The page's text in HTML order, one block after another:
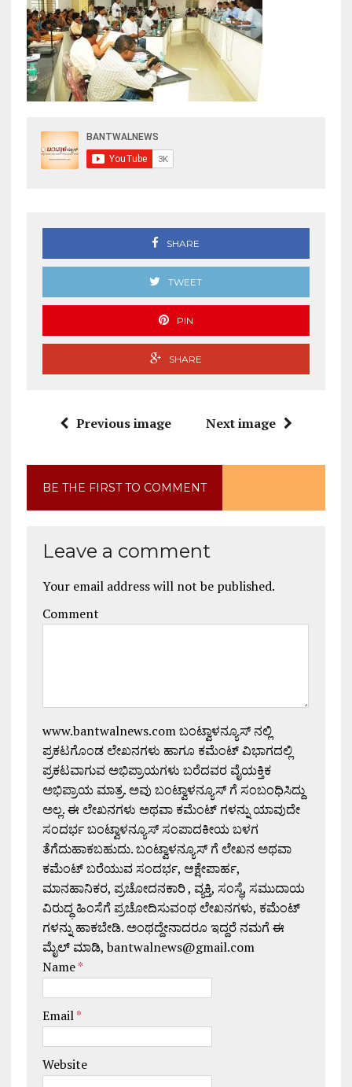
SHARE
TWEET
PIN
SHARE
Previous image Next image
BE THE FIRST TO COMMENT
Leave a comment
Your email address will not be published.
Comment
www.bantwalnews.com ಬಂಟ್ವಾಳನ್ಯೂಸ್ ನಲ್ಲಿ
ಪ್ರಕಟಗೊಂಡ ಲೇಖನಗಳು ಹಾಗೂ ಕಮೆಂಟ್ ವಿಭಾಗದಲ್ಲಿ
ಪ್ರಕಟವಾಗುವ ಅಭಿಪ್ರಾಯಗಳು ಬರೆದವರ ವೈಯಕ್ತಿಕ
ಅಭಿಪ್ರಾಯ ಮಾತ್ರ. ಅವು ಬಂಟ್ವಾಳನ್ಯೂಸ್ ಗೆ ಸಂಬಂಧಿಸಿದ್ದು
ಅಲ್ಲ. ಈ ಲೇಖನಗಳು ಅಥವಾ ಕಮೆಂಟ್ ಗಳನ್ನು ಯಾವುದೇ
ಸಂದರ್ಭ ಬಂಟ್ವಾಳನ್ಯೂಸ್ ಸಂಪಾದಕೀಯ ಬಳಗ
ತೆಗೆದುಹಾಕಬಹುದು. ಬಂಟ್ವಾಳನ್ಯೂಸ್ ಗೆ ಲೇಖನ ಅಥವಾ
ಕಮೆಂಟ್ ಬರೆಯುವ ಸಂದರ್ಭ, ಆಕ್ಷೇಪಾರ್ಹ,
ಮಾನಹಾನಿಕರ, ಪ್ರಚೋದನಕಾರಿ , ವ್ಯಕ್ತಿ, ಸಂಸ್ಥೆ, ಸಮುದಾಯ
ವಿರುದ್ಧ ಹಿಂಸೆಗೆ ಪ್ರಚೋದಿಸುವಂಥ ಲೇಖನಗಳು, ಕಮೆಂಟ್
ಗಳನ್ನು ಹಾಕಬೇಡಿ. ಅಂಥದ್ದೇನಾದರೂ ಇದ್ದರೆ ನಮಗೆ ಈ
ಮೈಲ್ ಮಾಡಿ, bantwalnews@gmail.com
Name*
Email*
Website